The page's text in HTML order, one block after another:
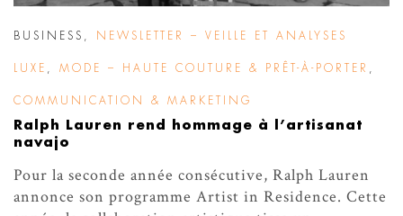
BUSINESS NEWSLETTER – VEILLE ET ANALYSES
LUXE MODE – HAUTE COUTURE & PRÊT-À-PORTER
COMMUNICATION & MARKETING
Ralph Lauren rend hommage à l’artisanat
navajo
Pour la seconde année consécutive, Ralph Lauren
annonce son programme Artist in Residence. Cette